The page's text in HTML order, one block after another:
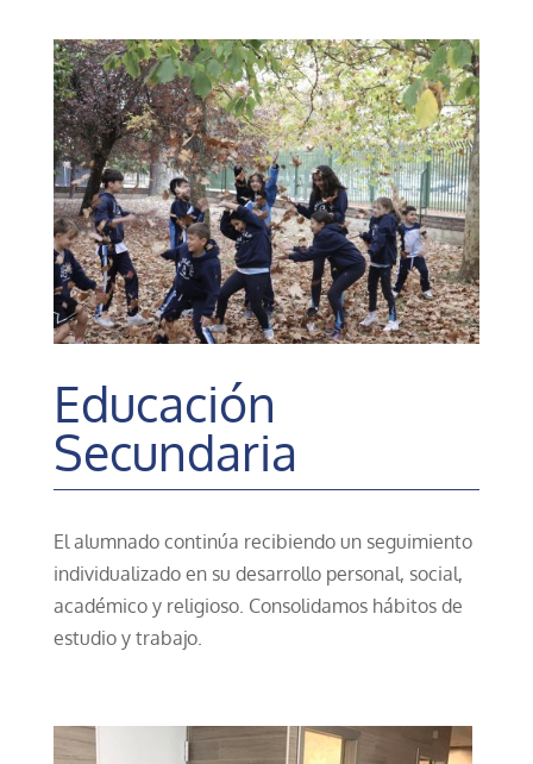
Educación
Secundaria
El alumnado continúa recibiendo un seguimiento
individualizado en su desarrollo personal, social,
académico y religioso. Consolidamos hábitos de
estudio y trabajo.